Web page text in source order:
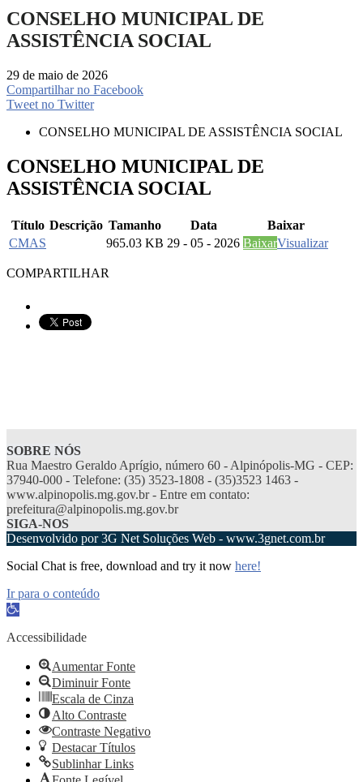
CONSELHO MUNICIPAL DE
ASSISTÊNCIA SOCIAL
29 de maio de 2026
Compartilhar no Facebook
Tweet no Twitter
CONSELHO MUNICIPAL DE ASSISTÊNCIA SOCIAL
CONSELHO MUNICIPAL DE
ASSISTÊNCIA SOCIAL
Título Descrição Tamanho Data
Baixar
CMAS
965.03 KB 29 - 05 - 2026 BaixarVisualizar
COMPARTILHAR
SOBRE NÓS
Rua Maestro Geraldo Aprígio, número 60 - Alpinópolis-MG - CEP:
37940-000 - Telefone: (35) 3523-1808 - (35)3523 1463 -
www.alpinopolis.mg.gov.br - Entre em contato:
prefeitura@alpinopolis.mg.gov.br
SIGA-NOS
Desenvolvido por 3G Net Soluções Web - www.3gnet.com.br
Social Chat is free, download and try it now here!
Ir para o conteúdo
Abrir
barra
ferramentas
Accessibilidade
Aumentar Fonte
Diminuir Fonte
Escala de Cinza
Alto Contraste
Contraste Negativo
Destacar Títulos
Sublinhar Links